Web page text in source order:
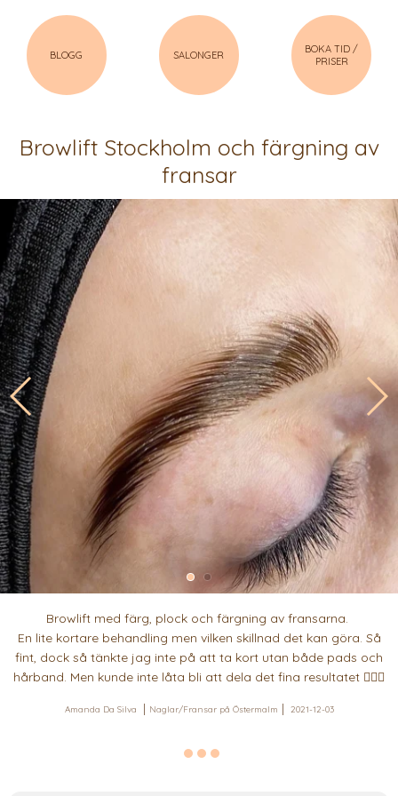
BLOGG SALONGER
BOKA TID /
PRISER
Browlift Stockholm och färgning av
fransar
Browlift med färg, plock och färgning av fransarna.
En lite kortare behandling men vilken skillnad det kan göra. Så
fint, dock så tänkte jag inte på att ta kort utan både pads och
hårband. Men kunde inte låta bli att dela det fina resultatet 💁🏽‍♀️
Amanda Da Silva Naglar/Fransar på Östermalm 2021-12-03